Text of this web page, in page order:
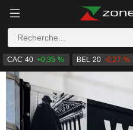
CAC 40 +0,35 % BEL 20 -0,27 %